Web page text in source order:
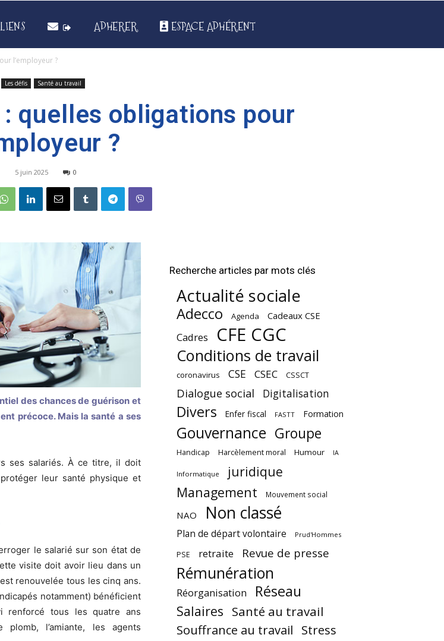
LIENS ADHERER ESPACE ADHÉRENT
l’employeur ?
Les défis Santé au travail
quelles obligations pour
?
5 juin 2025 0
des chances de guérison et
précoce. Mais la santé a ses
ses salariés. À ce titre, il doit
leur santé physique et
le salarié sur son état de
visite doit avoir lieu dans un
renouvelée tous les cinq ans.
notamment) bénéficient
renforcé tous les quatre ans
l’amiante, les agents
Recherche articles par mots clés
Actualité sociale
Adecco Agenda Cadeaux CSE
Cadres CFE CGC
Conditions de travail
coronavirus CSE CSEC CSSCT
Dialogue social Digitalisation
Divers Enfer fiscal FASTT Formation
Gouvernance Groupe
Handicap Harcèlement moral Humour IA
Informatique
juridique
Management
Mouvement social
NAO Non classé
Plan de départ volontaire Prud'Hommes
PSE retraite Revue de presse
Rémunération
Réorganisation Réseau
Salaires Santé au travail
Souffrance au travail Stress